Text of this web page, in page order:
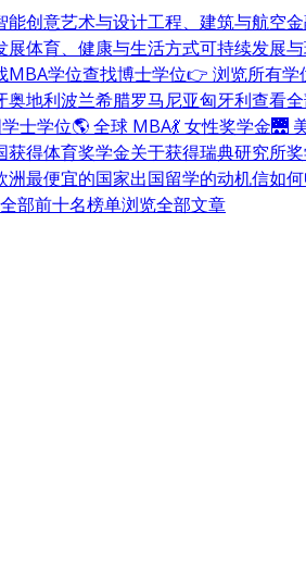
能创意艺术与设计工程、建筑与航空
展体育、健康与生活方式可持续发展
MBA学位查找博士学位👉 浏览所有学
奥地利波兰希腊罗马尼亚匈牙利查看
士学位🌎 全球 MBA💃 女性奖学金🌉
获得体育奖学金关于获得瑞典研究所
洲最便宜的国家出国留学的动机信如
部前十名榜单浏览全部文章